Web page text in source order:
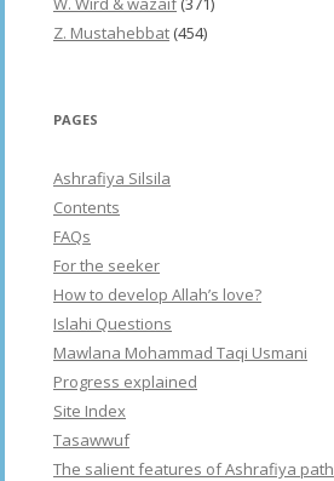
Z. Mustahebbat (454)
PAGES
Ashrafiya Silsila
Contents
FAQs
For the seeker
How to develop Allah’s love?
Islahi Questions
Mawlana Mohammad Taqi Usmani
Progress explained
Site Index
Tasawwuf
The salient features of Ashrafiya path